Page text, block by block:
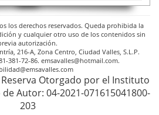
los derechos reservados. Queda prohibida la
y cualquier otro uso de los contenidos sin
autorización.
216-A, Zona Centro, Ciudad Valles, S.L.P.
381-72-86. emsavalles@hotmail.com.
Otorgado por el Instituto
Autor: 04-2021-071615041800-
203